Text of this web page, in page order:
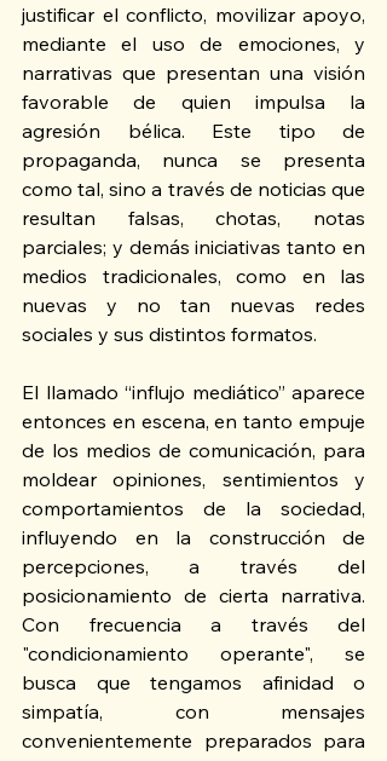
justificar el conflicto, movilizar apoyo,
mediante el uso de emociones, y
narrativas que presentan una visión
favorable de quien impulsa la
agresión bélica. Este tipo de
propaganda, nunca se presenta
como tal, sino a través de noticias que
resultan falsas, chotas, notas
parciales; y demás iniciativas tanto en
medios tradicionales, como en las
nuevas y no tan nuevas redes
sociales y sus distintos formatos.
El llamado “influjo mediático” aparece
entonces en escena, en tanto empuje
de los medios de comunicación, para
moldear opiniones, sentimientos y
comportamientos de la sociedad,
influyendo en la construcción de
percepciones, a través del
posicionamiento de cierta narrativa.
Con frecuencia a través del
"condicionamiento operante", se
busca que tengamos afinidad o
simpatía, con mensajes
convenientemente preparados para